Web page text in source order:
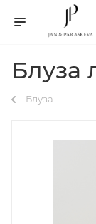
Блуза
Блуза